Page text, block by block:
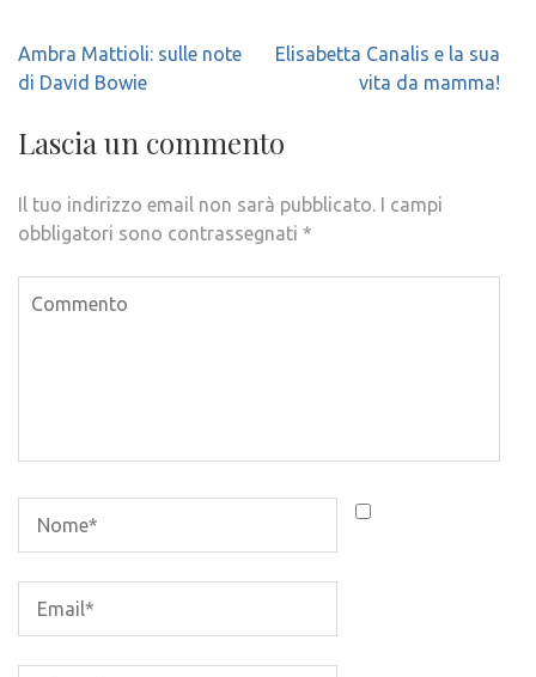
Navigazione
articoli
Ambra Mattioli: sulle note
di David Bowie
Elisabetta Canalis e la sua
vita da mamma!
Lascia un commento
Il tuo indirizzo email non sarà pubblicato. I campi
obbligatori sono contrassegnati *